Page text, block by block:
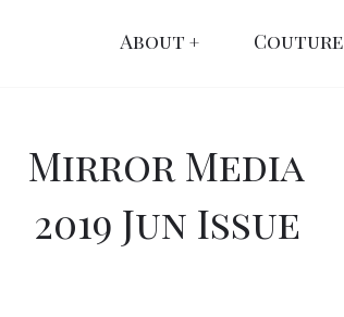
About Couture
Mirror Media
2019 Jun Issue